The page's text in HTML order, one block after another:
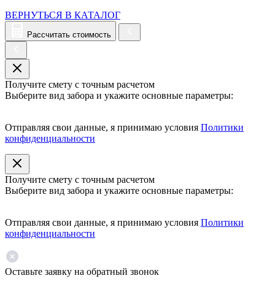
ВЕРНУТЬСЯ В КАТАЛОГ
Рассчитать стоимость
Получите смету с точным расчетом
Выберите вид забора и укажите основные параметры:
Отправляя свои данные, я принимаю условия Политики
конфиденциальности
Получите смету с точным расчетом
Выберите вид забора и укажите основные параметры:
Отправляя свои данные, я принимаю условия Политики
конфиденциальности
Оставьте заявку на обратный звонок